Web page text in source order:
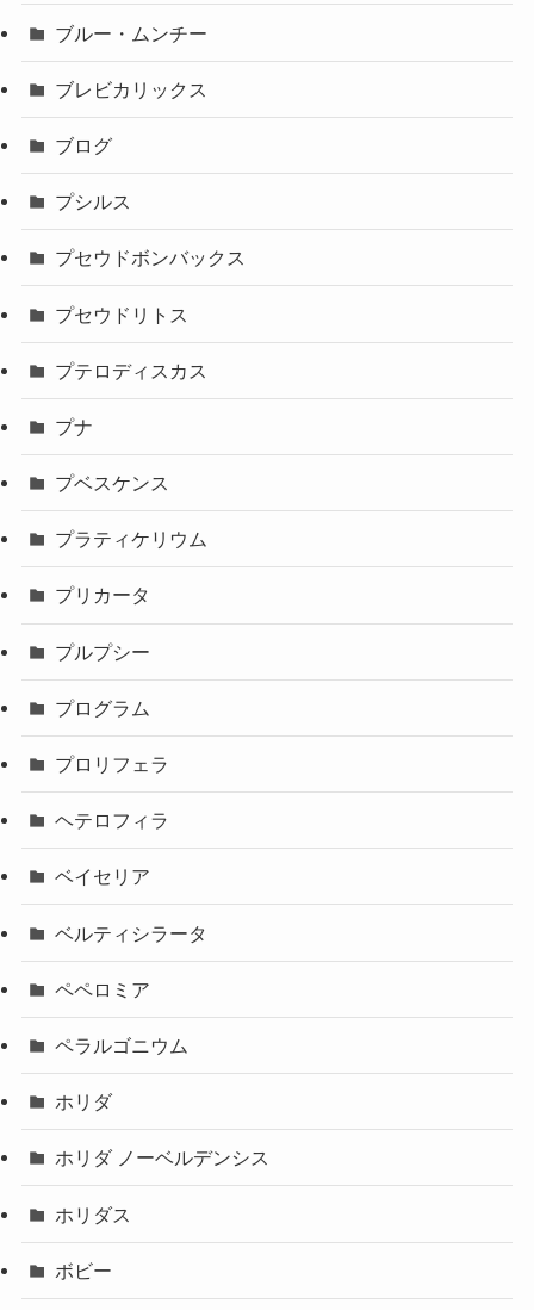
ブルー・ムンチー
ブレビカリックス
ブログ
プシルス
プセウドボンバックス
プセウドリトス
プテロディスカス
プナ
プベスケンス
プラティケリウム
プリカータ
プルプシー
プログラム
プロリフェラ
ヘテロフィラ
ベイセリア
ベルティシラータ
ペペロミア
ペラルゴニウム
ホリダ
ホリダ ノーベルデンシス
ホリダス
ボビー